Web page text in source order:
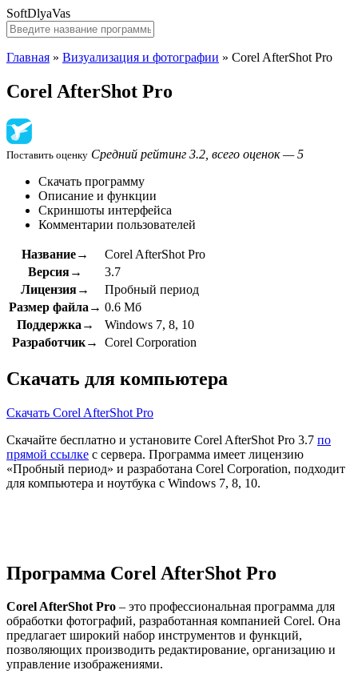
SoftDlyaVas
Главная » Визуализация и фотографии » Corel AfterShot Pro
Corel AfterShot Pro
Поставить оценку Средний рейтинг 3.2, всего оценок — 5
Скачать программу
Описание и функции
Скриншоты интерфейса
Комментарии пользователей
Название→
Corel AfterShot Pro
Версия→
3.7
Лицензия→
Пробный период
Размер файла→ 0.6 Мб
Поддержка→
Windows 7, 8, 10
Разработчик→
Corel Corporation
Скачать для компьютера
Скачать Corel AfterShot Pro
Скачайте бесплатно и установите Corel AfterShot Pro 3.7 по
прямой ссылке с сервера. Программа имеет лицензию
«Пробный период» и разработана Corel Corporation, подходит
для компьютера и ноутбука с Windows 7, 8, 10.
Программа Corel AfterShot Pro
Corel AfterShot Pro – это профессиональная программа для
обработки фотографий, разработанная компанией Corel. Она
предлагает широкий набор инструментов и функций,
позволяющих производить редактирование, организацию и
управление изображениями.